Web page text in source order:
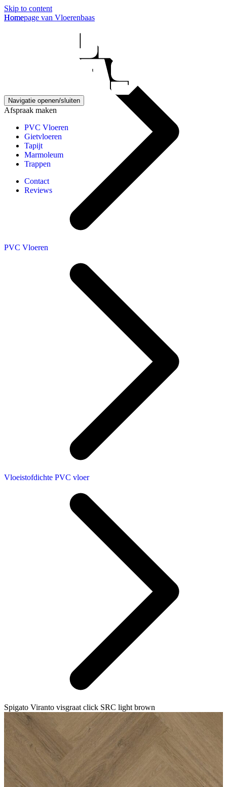
Skip to content
Homepage van Vloerenbaas
Navigatie openen/sluiten
Afspraak maken
PVC Vloeren
Gietvloeren
Tapijt
Marmoleum
Trappen
Contact
Reviews
Home
PVC Vloeren
Vloeistofdichte PVC vloer
Spigato Viranto visgraat click SRC light brown